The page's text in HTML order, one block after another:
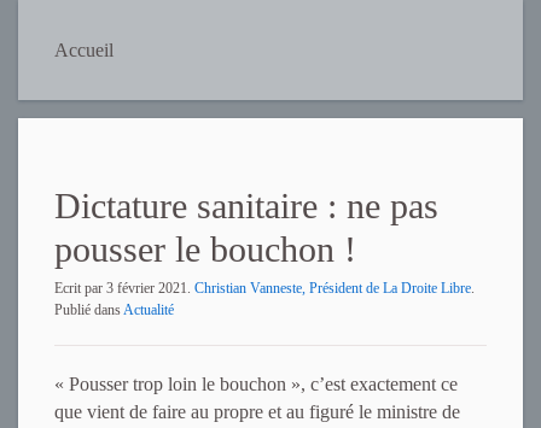
Accueil
Dictature sanitaire : ne pas
pousser le bouchon !
Ecrit par 3 février 2021. Christian Vanneste, Président de La Droite Libre.
Publié dansActualité
« Pousser trop loin le bouchon », c’est exactement ce
que vient de faire au propre et au figuré le ministre de